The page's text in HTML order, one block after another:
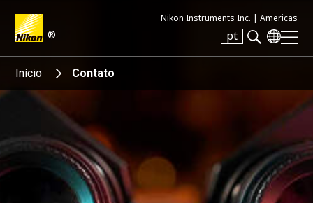
®
Nikon Instruments Inc. | Americas
pt
Search keyword(s)
Início Contato